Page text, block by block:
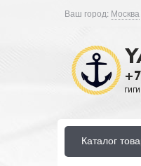
Ваш город: Москва
Каталог